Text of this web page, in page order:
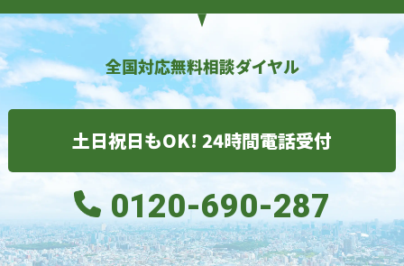
全国対応無料相談ダイヤル
土日祝日もOK! 24時間電話受付
0120-690-287